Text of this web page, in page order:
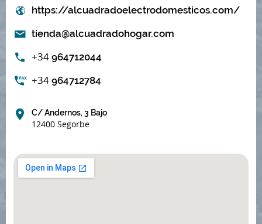
https://alcuadradoelectrodomesticos.com/
tienda@alcuadradohogar.com
+34 964712044
+34 964712784
C/ Andernos, 3 Bajo
12400 Segorbe